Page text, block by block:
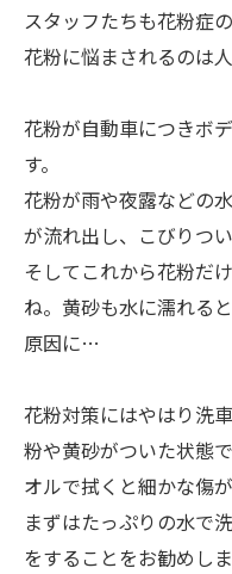
スタッフたちも花粉症
花粉に悩まされるのは
花粉が自動車につきボ
す。
花粉が雨や夜露などの
が流れ出し、こびりつ
そしてこれから花粉だ
ね。黄砂も水に濡れる
原因に…
花粉対策にはやはり洗
粉や黄砂がついた状態
オルで拭くと細かな傷
まずはたっぷりの水で
をすることをお勧めしま